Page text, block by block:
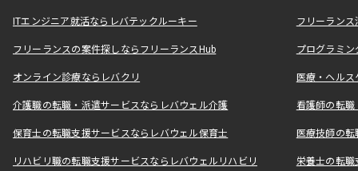
ITエンジニア就活ならレバテックルーキー フリーラン
フリーランスの案件探しならフリーランスHub プログラミ
オンライン診療ならレバクリ 医療・ヘル
介護職の転職・派遣サービスならレバウェル介護 看護師の転
保育士の転職支援サービスならレバウェル保育士 医療技師の
リハビリ職の転職支援サービスならレバウェルリハビリ 栄養士の転